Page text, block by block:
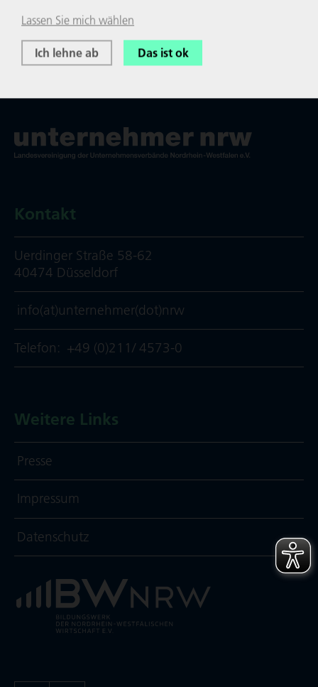
Kontakt
Uerdinger Straße 58-62
40474 Düsseldorf
info(at)unternehmer(dot)nrw
Telefon: +49 (0)211/ 4573-0
Weitere Links
Presse
Impressum
Daten­schutz
Lassen Sie mich wählen
Ich lehne ab Das ist ok